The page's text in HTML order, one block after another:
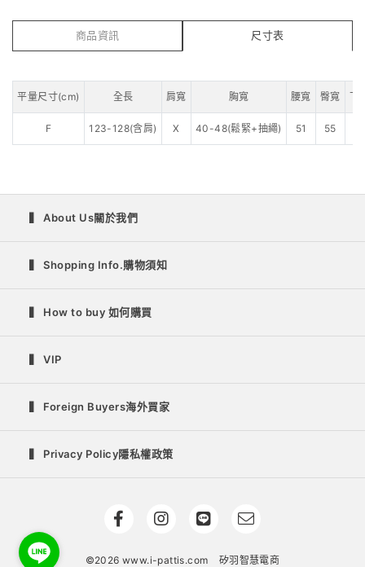
商品資訊 尺寸表
平量尺寸(cm) 全長 肩寬 胸寬 腰寬 臀寬 下
F 123-128(含肩) X 40-48(鬆緊+抽繩) 51 55
▍ About Us關於我們
▍ Shopping Info.購物須知
▍ How to buy 如何購買
▍ VIP
▍ Foreign Buyers海外買家
▍ Privacy Policy隱私權政策
©2026 www.i-pattis.com 矽羽智慧電商